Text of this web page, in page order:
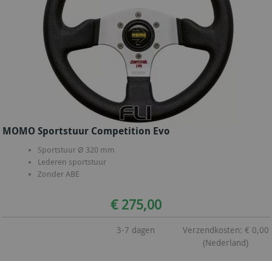
MOMO Sportstuur Competition Evo
Sportstuur Ø 320 mm
Lederen sportstuur
Zonder ABE
€ 275,00
3-7 dagen
Verzendkosten: € 0,00
(Nederland)